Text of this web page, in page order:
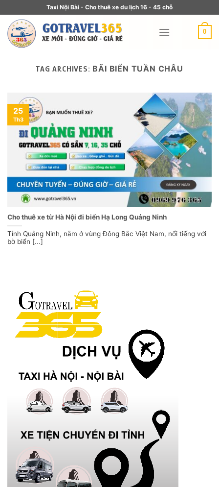
Taxi Nội Bài - Cho thuê xe du lịch 16 - 45 chỗ
0
TAG ARCHIVES: BÃI BIỂN TUẦN CHÂU
Cho thuê xe từ Hà Nội đi biển Hạ Long Quảng Ninh
Tỉnh Quảng Ninh, nằm ở vùng Đông Bắc Việt Nam, nổi tiếng với
bờ biển [...]
25
Th3